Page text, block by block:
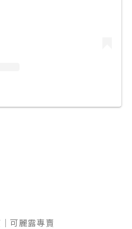
可麗露專賣